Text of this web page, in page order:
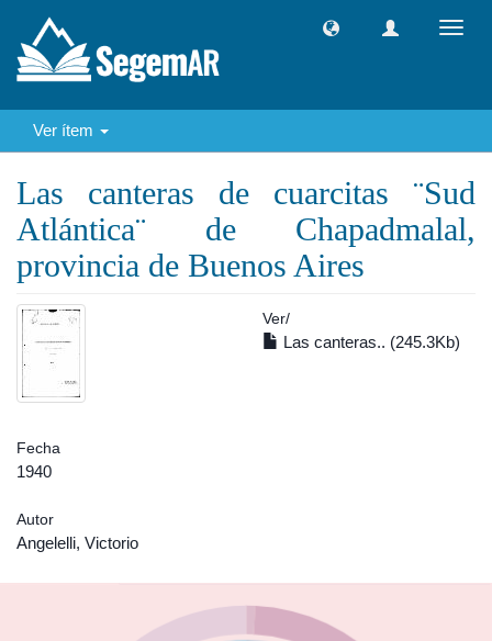
Ver ítem
Las canteras de cuarcitas ¨Sud
Atlántica¨ de Chapadmalal,
provincia de Buenos Aires
Ver/
Las canteras.. (245.3Kb)
Fecha
1940
Autor
Angelelli, Victorio